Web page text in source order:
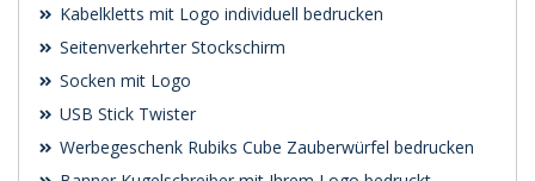
Kabelkletts mit Logo individuell bedrucken
Seitenverkehrter Stockschirm
Socken mit Logo
USB Stick Twister
Werbegeschenk Rubiks Cube Zauberwürfel bedrucken